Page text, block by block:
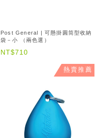
Post General | 可懸掛圓筒型收納
袋－小 （兩色選）
NT$710
熱賣推薦